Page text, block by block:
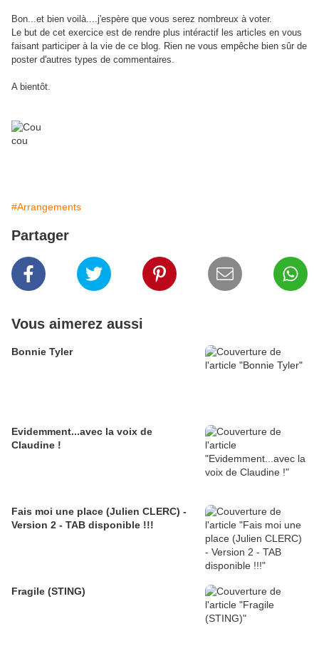
Bon...et bien voilà....j'espère que vous serez nombreux à voter.
Le but de cet exercice est de rendre plus intéractif les articles en vous
faisant participer à la vie de ce blog. Rien ne vous empêche bien sûr de
poster d'autres types de commentaires.
A bientôt.
#Arrangements
Partager
Vous aimerez aussi
Bonnie Tyler
Evidemment...avec la voix de
Claudine !
Fais moi une place (Julien CLERC) -
Version 2 - TAB disponible !!!
Fragile (STING)